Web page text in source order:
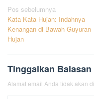
Navigasi
pos
Pos sebelumnya
Kata Kata Hujan: Indahnya
Kenangan di Bawah Guyuran
Hujan
Tinggalkan Balasan
Alamat email Anda tidak akan